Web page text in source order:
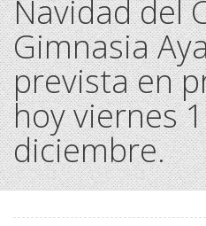
Navidad del
Gimnasia
prevista en
hoy viernes
diciembre.